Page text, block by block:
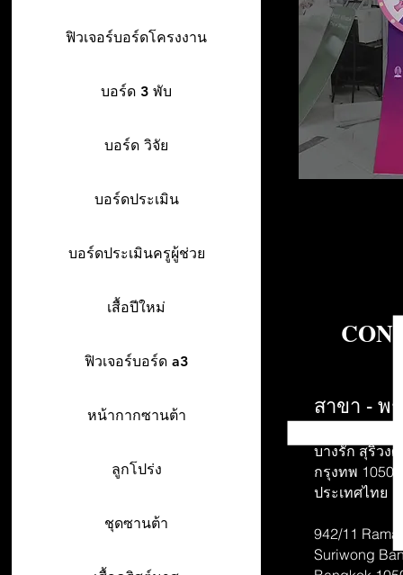
ฟิวเจอร์บอร์ดโครงงาน
บอร์ด 3 พับ
บอร์ด วิจัย
บอร์ดประเมิน
บอร์ดประเมินครูผู้ช่วย
เสื้อปีใหม่
ฟิวเจอร์บอร์ด a3
หน้ากากซานต้า
ลูกโปร่ง
ชุดซานต้า
สาขา - พ
บางรัก สุริวงศ์
กรุงทพ 10500
ประเทศไทย
942/11 Rama
Suriwong